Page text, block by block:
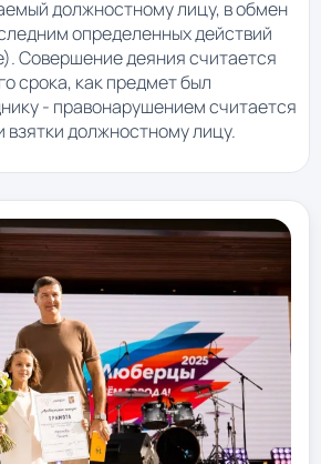
должностному лицу, в обмен
определенных действий
Совершение деяния считается
срока, как предмет был
- правонарушением считается
должностному лицу.